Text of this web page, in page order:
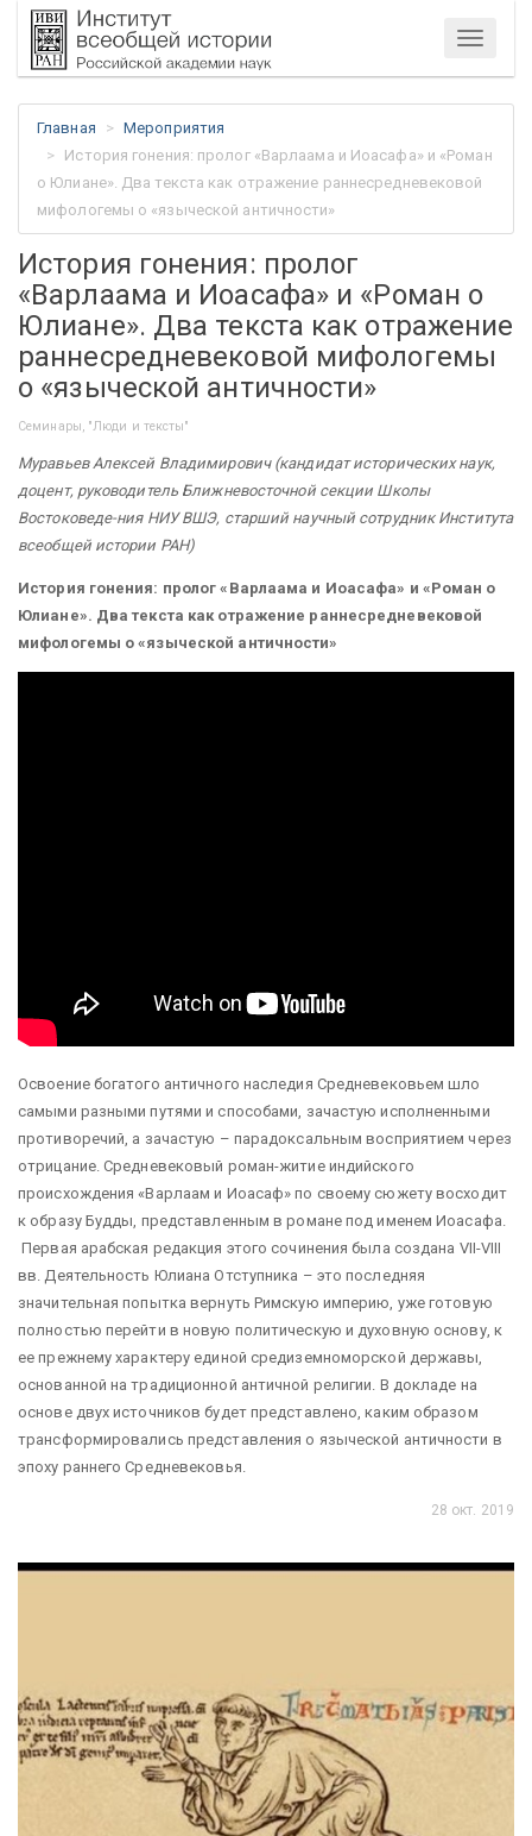
Меню
Главная
Мероприятия
История гонения: пролог «Варлаама и Иоасафа» и «Роман
о Юлиане». Два текста как отражение раннесредневековой
мифологемы о «языческой античности»
История гонения: пролог
«Варлаама и Иоасафа» и «Роман о
Юлиане». Два текста как отражение
раннесредневековой мифологемы
о «языческой античности»
Семинары, "Люди и тексты"
Муравьев Алексей Владимирович (кандидат исторических наук,
доцент, руководитель Ближневосточной секции Школы
Востоковеде-ния НИУ ВШЭ, старший научный сотрудник Института
всеобщей истории РАН)
История гонения: пролог «Варлаама и Иоасафа» и «Роман о
Юлиане». Два текста как отражение раннесредневековой
мифологемы о «языческой античности»
Освоение богатого античного наследия Средневековьем шло
самыми разными путями и способами, зачастую исполненными
противоречий, а зачастую – парадоксальным восприятием через
отрицание. Средневековый роман-житие индийского
происхождения «Варлаам и Иоасаф» по своему сюжету восходит
к образу Будды, представленным в романе под именем Иоасафа.
Первая арабская редакция этого сочинения была создана VII-VIII
вв. Деятельность Юлиана Отступника – это последняя
значительная попытка вернуть Римскую империю, уже готовую
полностью перейти в новую политическую и духовную основу, к
ее прежнему характеру единой средиземноморской державы,
основанной на традиционной античной религии. В докладе на
основе двух источников будет представлено, каким образом
трансформировались представления о языческой античности в
эпоху раннего Средневековья.
28 окт. 2019